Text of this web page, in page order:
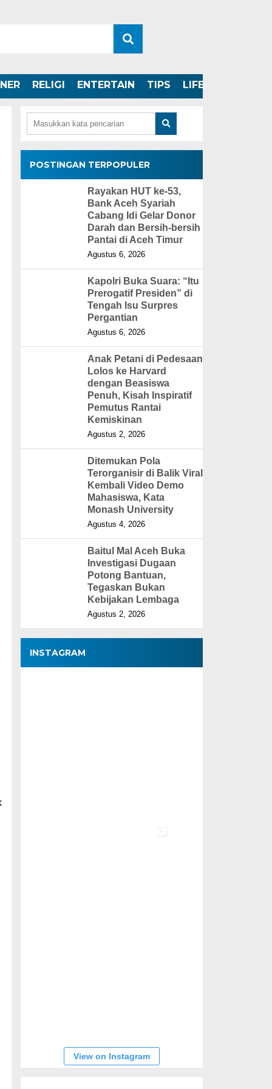
RELIGI ENTERTAIN TIPS LIFESTYLE
POSTINGAN TERPOPULER
Rayakan HUT ke-53,
Bank Aceh Syariah
Cabang Idi Gelar Donor
Darah dan Bersih-bersih
Pantai di Aceh Timur
Agustus 6, 2026
Kapolri Buka Suara: “Itu
Prerogatif Presiden” di
Tengah Isu Surpres
Pergantian
Agustus 6, 2026
Anak Petani di Pedesaan
Lolos ke Harvard
dengan Beasiswa
Penuh, Kisah Inspiratif
Pemutus Rantai
Kemiskinan
Agustus 2, 2026
Ditemukan Pola
Terorganisir di Balik Viral
Kembali Video Demo
Mahasiswa, Kata
Monash University
Agustus 4, 2026
Baitul Mal Aceh Buka
Investigasi Dugaan
Potong Bantuan,
Tegaskan Bukan
Kebijakan Lembaga
Agustus 2, 2026
INSTAGRAM
View on Instagram